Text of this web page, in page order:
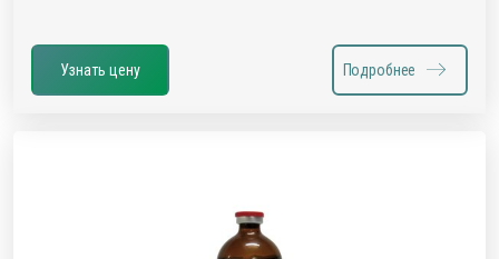
Узнать цену Подробнее